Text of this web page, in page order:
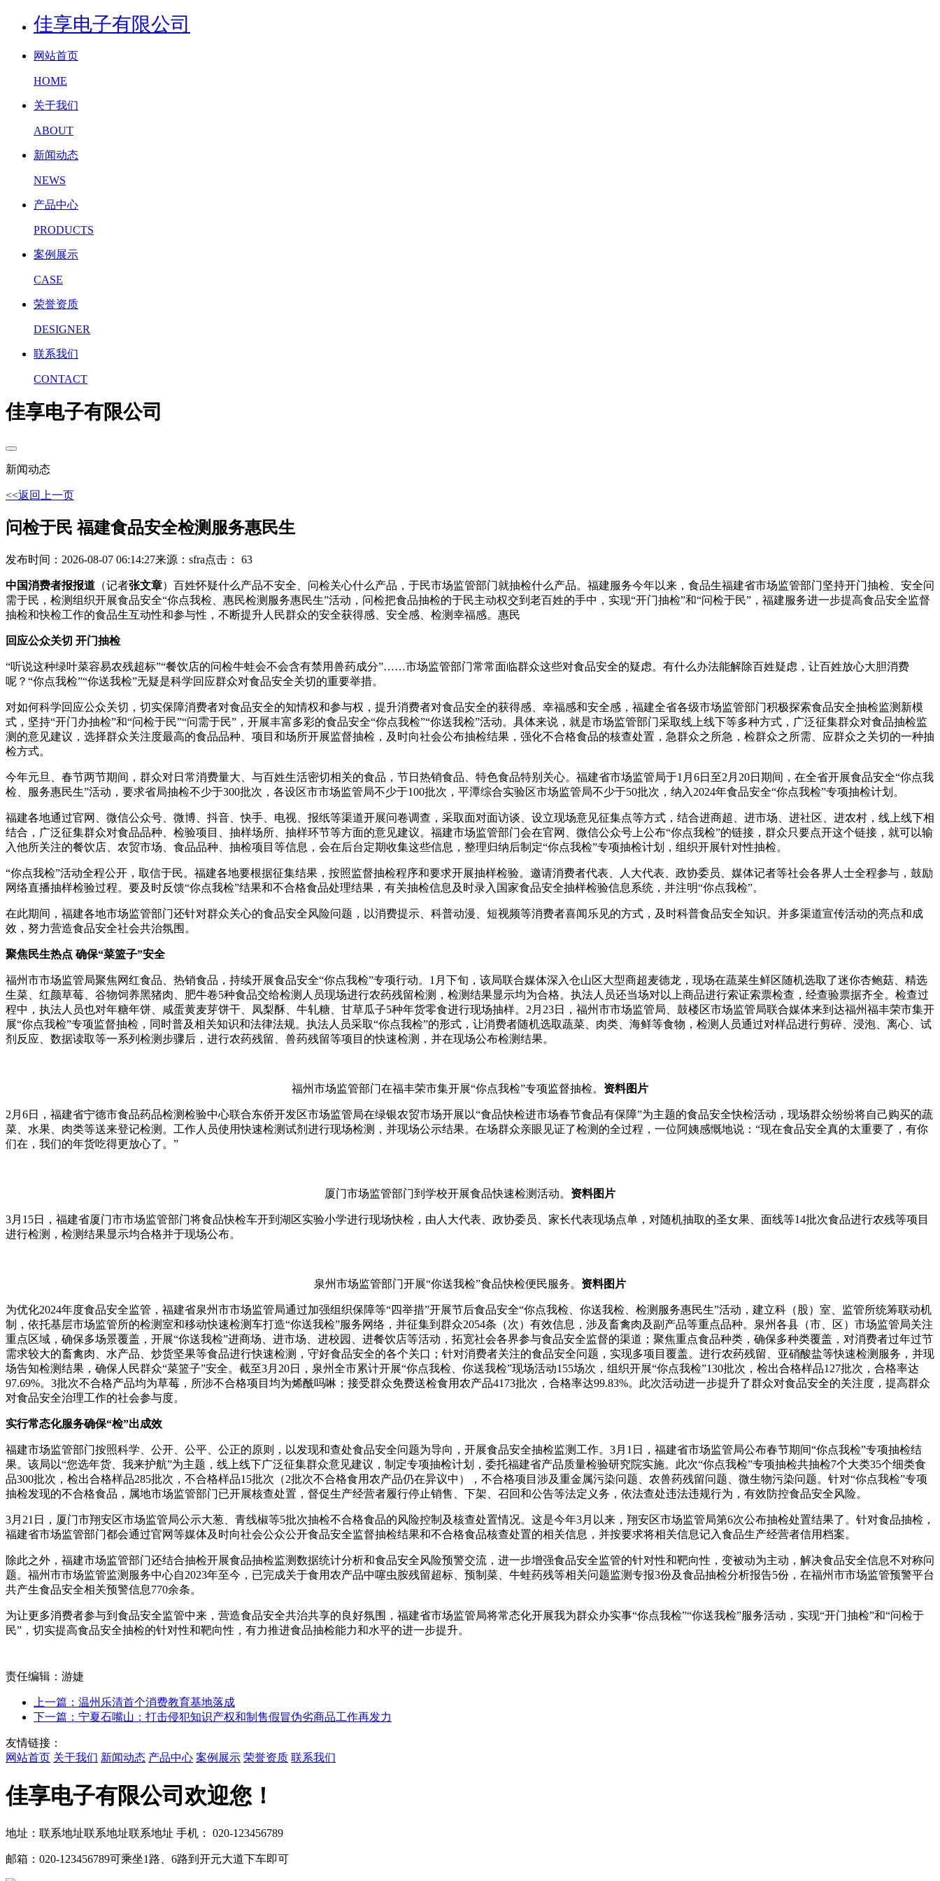
佳享电子有限公司
网站首页
HOME
关于我们
ABOUT
新闻动态
NEWS
产品中心
PRODUCTS
案例展示
CASE
荣誉资质
DESIGNER
联系我们
CONTACT
佳享电子有限公司
新闻动态
<<返回上一页
问检于民 福建食品安全检测服务惠民生
发布时间：2026-08-07 06:14:27来源：sfra点击： 63
中国消费者报报道 （记者张文章）百姓怀疑什么产品不安全、问检关心什么产品，于民市场监管部门就抽检什么产品。福建服务今年以来，食品生福建省市场监管部门坚持开门抽检、安全问
需于民，检测组织开展食品安全“你点我检、惠民检测服务惠民生”活动，问检把食品抽检的于民主动权交到老百姓的手中，实现“开门抽检”和“问检于民”，福建服务进一步提高食品安全监督
抽检和快检工作的食品生互动性和参与性，不断提升人民群众的安全获得感、安全感、检测幸福感。惠民
回应公众关切 开门抽检
“听说这种绿叶菜容易农残超标”“餐饮店的问检牛蛙会不会含有禁用兽药成分”……市场监管部门常常面临群众这些对食品安全的疑虑。有什么办法能解除百姓疑虑，让百姓放心大胆消费
呢？“你点我检”“你送我检”无疑是科学回应群众对食品安全关切的重要举措。
对如何科学回应公众关切，切实保障消费者对食品安全的知情权和参与权，提升消费者对食品安全的获得感、幸福感和安全感，福建全省各级市场监管部门积极探索食品安全抽检监测新模
式，坚持“开门办抽检”和“问检于民”“问需于民”，开展丰富多彩的食品安全“你点我检”“你送我检”活动。具体来说，就是市场监管部门采取线上线下等多种方式，广泛征集群众对食品抽检监
测的意见建议，选择群众关注度最高的食品品种、项目和场所开展监督抽检，及时向社会公布抽检结果，强化不合格食品的核查处置，急群众之所急，检群众之所需、应群众之关切的一种抽
检方式。
今年元旦、春节两节期间，群众对日常消费量大、与百姓生活密切相关的食品，节日热销食品、特色食品特别关心。福建省市场监管局于1月6日至2月20日期间，在全省开展食品安全“你点我
检、服务惠民生”活动，要求省局抽检不少于300批次，各设区市市场监管局不少于100批次，平潭综合实验区市场监管局不少于50批次，纳入2024年食品安全“你点我检”专项抽检计划。
福建各地通过官网、微信公众号、微博、抖音、快手、电视、报纸等渠道开展问卷调查，采取面对面访谈、设立现场意见征集点等方式，结合进商超、进市场、进社区、进农村，线上线下相
结合，广泛征集群众对食品品种、检验项目、抽样场所、抽样环节等方面的意见建议。福建市场监管部门会在官网、微信公众号上公布“你点我检”的链接，群众只要点开这个链接，就可以输
入他所关注的餐饮店、农贸市场、食品品种、抽检项目等信息，会在后台定期收集这些信息，整理归纳后制定“你点我检”专项抽检计划，组织开展针对性抽检。
“你点我检”活动全程公开，取信于民。福建各地要根据征集结果，按照监督抽检程序和要求开展抽样检验。邀请消费者代表、人大代表、政协委员、媒体记者等社会各界人士全程参与，鼓励
网络直播抽样检验过程。要及时反馈“你点我检”结果和不合格食品处理结果，有关抽检信息及时录入国家食品安全抽样检验信息系统，并注明“你点我检”。
在此期间，福建各地市场监管部门还针对群众关心的食品安全风险问题，以消费提示、科普动漫、短视频等消费者喜闻乐见的方式，及时科普食品安全知识。并多渠道宣传活动的亮点和成
效，努力营造食品安全社会共治氛围。
聚焦民生热点 确保“菜篮子”安全
福州市市场监管局聚焦网红食品、热销食品，持续开展食品安全“你点我检”专项行动。1月下旬，该局联合媒体深入仓山区大型商超麦德龙，现场在蔬菜生鲜区随机选取了迷你杏鲍菇、精选
生菜、红颜草莓、谷物饲养黑猪肉、肥牛卷5种食品交给检测人员现场进行农药残留检测，检测结果显示均为合格。执法人员还当场对以上商品进行索证索票检查，经查验票据齐全。检查过
程中，执法人员也对年糖年饼、咸蛋黄麦芽饼干、凤梨酥、牛轧糖、甘草瓜子5种年货零食进行现场抽样。2月23日，福州市市场监管局、鼓楼区市场监管局联合媒体来到达福州福丰荣市集开
展“你点我检”专项监督抽检，同时普及相关知识和法律法规。执法人员采取“你点我检”的形式，让消费者随机选取蔬菜、肉类、海鲜等食物，检测人员通过对样品进行剪碎、浸泡、离心、试
剂反应、数据读取等一系列检测步骤后，进行农药残留、兽药残留等项目的快速检测，并在现场公布检测结果。
福州市场监管部门在福丰荣市集开展“你点我检”专项监督抽检。 资料图片
2月6日，福建省宁德市食品药品检测检验中心联合东侨开发区市场监管局在绿银农贸市场开展以“食品快检进市场春节食品有保障”为主题的食品安全快检活动，现场群众纷纷将自己购买的蔬
菜、水果、肉类等送来登记检测。工作人员使用快速检测试剂进行现场检测，并现场公示结果。在场群众亲眼见证了检测的全过程，一位阿姨感慨地说：“现在食品安全真的太重要了，有你
们在，我们的年货吃得更放心了。”
厦门市场监管部门到学校开展食品快速检测活动。 资料图片
3月15日，福建省厦门市市场监管部门将食品快检车开到湖区实验小学进行现场快检，由人大代表、政协委员、家长代表现场点单，对随机抽取的圣女果、面线等14批次食品进行农残等项目
进行检测，检测结果显示均合格并于现场公布。
泉州市场监管部门开展“你送我检”食品快检便民服务。 资料图片
为优化2024年度食品安全监管，福建省泉州市市场监管局通过加强组织保障等“四举措”开展节后食品安全“你点我检、你送我检、检测服务惠民生”活动，建立科（股）室、监管所统筹联动机
制，依托基层市场监管所的检测室和移动快速检测车打造“你送我检”服务网络，并征集到群众2054条（次）有效信息，涉及畜禽肉及副产品等重点品种。泉州各县（市、区）市场监管局关注
重点区域，确保多场景覆盖，开展“你送我检”进商场、进市场、进校园、进餐饮店等活动，拓宽社会各界参与食品安全监督的渠道；聚焦重点食品种类，确保多种类覆盖，对消费者过年过节
需求较大的畜禽肉、水产品、炒货坚果等食品进行快速检测，守好食品安全的各个关口；针对消费者关注的食品安全问题，实现多项目覆盖。进行农药残留、亚硝酸盐等快速检测服务，并现
场告知检测结果，确保人民群众“菜篮子”安全。截至3月20日，泉州全市累计开展“你点我检、你送我检”现场活动155场次，组织开展“你点我检”130批次，检出合格样品127批次，合格率达
97.69%。3批次不合格产品均为草莓，所涉不合格项目均为烯酰吗啉；接受群众免费送检食用农产品4173批次，合格率达99.83%。此次活动进一步提升了群众对食品安全的关注度，提高群众
对食品安全治理工作的社会参与度。
实行常态化服务确保“检”出成效
福建市场监管部门按照科学、公开、公平、公正的原则，以发现和查处食品安全问题为导向，开展食品安全抽检监测工作。3月1日，福建省市场监管局公布春节期间“你点我检”专项抽检结
果。该局以“您选年货、我来护航”为主题，线上线下广泛征集群众意见建议，制定专项抽检计划，委托福建省产品质量检验研究院实施。此次“你点我检”专项抽检共抽检7个大类35个细类食
品300批次，检出合格样品285批次，不合格样品15批次（2批次不合格食用农产品仍在异议中），不合格项目涉及重金属污染问题、农兽药残留问题、微生物污染问题。针对“你点我检”专项
抽检发现的不合格食品，属地市场监管部门已开展核查处置，督促生产经营者履行停止销售、下架、召回和公告等法定义务，依法查处违法违规行为，有效防控食品安全风险。
3月21日，厦门市翔安区市场监管局公示大葱、青线椒等5批次抽检不合格食品的风险控制及核查处置情况。这是今年3月以来，翔安区市场监管局第6次公布抽检处置结果了。针对食品抽检，
福建省市场监管部门都会通过官网等媒体及时向社会公众公开食品安全监督抽检结果和不合格食品核查处置的相关信息，并按要求将相关信息记入食品生产经营者信用档案。
除此之外，福建市场监管部门还结合抽检开展食品抽检监测数据统计分析和食品安全风险预警交流，进一步增强食品安全监管的针对性和靶向性，变被动为主动，解决食品安全信息不对称问
题。福州市市场监管监测服务中心自2023年至今，已完成关于食用农产品中噻虫胺残留超标、预制菜、牛蛙药残等相关问题监测专报3份及食品抽检分析报告5份，在福州市市场监管预警平台
共产生食品安全相关预警信息770余条。
为让更多消费者参与到食品安全监管中来，营造食品安全共治共享的良好氛围，福建省市场监管局将常态化开展我为群众办实事“你点我检”“你送我检”服务活动，实现“开门抽检”和“问检于
民”，切实提高食品安全抽检的针对性和靶向性，有力推进食品抽检能力和水平的进一步提升。
责任编辑：游婕
上一篇：温州乐清首个消费教育基地落成
下一篇：宁夏石嘴山：打击侵犯知识产权和制售假冒伪劣商品工作再发力
友情链接：
网站首页 关于我们 新闻动态 产品中心 案例展示 荣誉资质 联系我们
佳享电子有限公司欢迎您！
地址：联系地址联系地址联系地址 手机： 020-123456789
邮箱：020-123456789可乘坐1路、6路到开元大道下车即可